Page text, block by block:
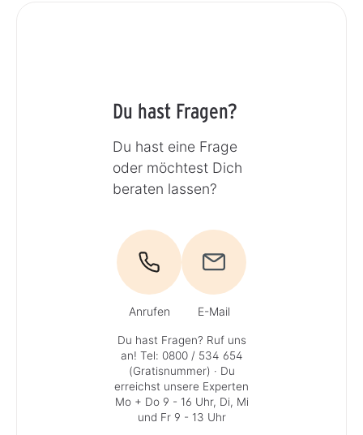
Du hast Fragen?
Du hast eine Frage
oder möchtest Dich
beraten lassen?
Anrufen E-Mail
Du hast Fragen? Ruf uns
an! Tel: 0800 / 534 654
(Gratisnummer) · Du
erreichst unsere Experten
Mo + Do 9 - 16 Uhr, Di, Mi
und Fr 9 - 13 Uhr